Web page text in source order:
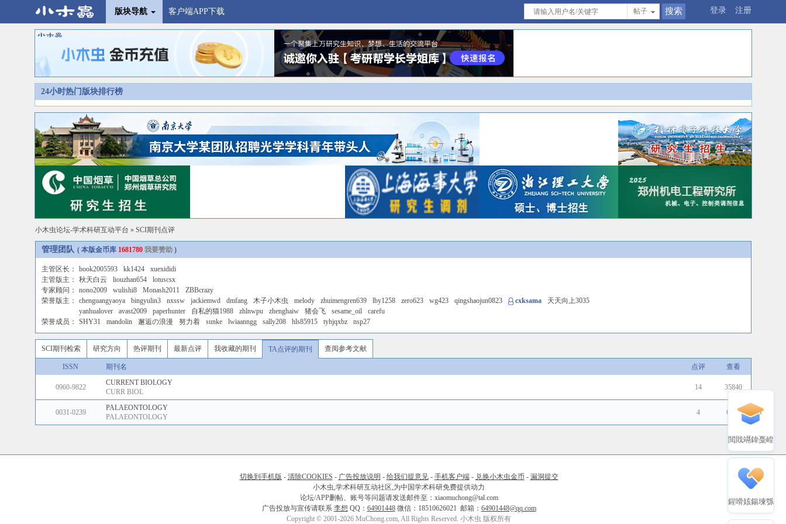
版块导航 客户端APP下载 登录 注册
帖子
24小时热门版块排行榜
小木虫论坛-学术科研互动平台 » SCI期刊点评
管理团队 ( 本版金币库 1681780 我要赞助)
主管区长： book2005593 kk1424
xuexididi
主管版主：
秋天白云 liouzhan654
lotuscsx
专家顾问：
nono2009 wulishi8 Monash2011
ZBBcrazy
荣誉版主：
chenguangyaoya bingyulin3 nxssw jackiemwd dmfang 木子小木虫 melody zhuimengren639 lby1258 zero623 wg423 qingshaojun0823 cxksama
天天向上3035
yanhualover
avast2009 paperhunter 自私的猫1988 zhlnwpu zhenghaiw 猪会飞 sesame_oil
carefu
荣誉成员：
SHY31 mandolin 邂逅の浪漫 努力着 sunke lwiaanngg sally208 hls85915 tyhjqxbz nsp27
SCI期刊检索 研究方向 热评期刊 最新点评 我收藏的期刊 TA点评的期刊 查阅参考文献
ISSN 期刊名 点评 查看
0960-9822
CURRENT BIOLOGY
CURR BIOL
14 35840
0031-0239
PALAEONTOLOGY
PALAEONTOLOGY
4 6461
切换到手机版 - 清除COOKIES - 广告投放说明 - 给我们提意见- 手机客户端- 兑换小木虫金币 - 漏洞提交
小木虫,学术科研互动社区,为中国学术科研免费提供动力
论坛/APP删帖、账号等问题请发送邮件至：xiaomuchong@tal.com
广告投放与宣传请联系 李想 QQ： 64901448微信：18510626021 邮箱： 64901448@qq.com
Copyright © 2001-2026 MuChong.com, All Rights Reserved. 小木虫 版权所有
閲戝竵鍏戞崲
鍟嗗姟鍚堜綔